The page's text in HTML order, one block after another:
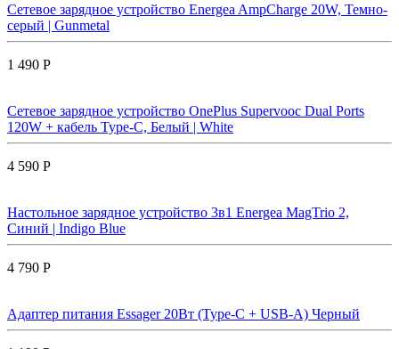
Сетевое зарядное устройство Energea AmpCharge 20W, Темно-
серый | Gunmetal
1 490 Р
Сетевое зарядное устройство OnePlus Supervooc Dual Ports
120W + кабель Type-C, Белый | White
4 590 Р
Настольное зарядное устройство 3в1 Energea MagTrio 2,
Синий | Indigo Blue
4 790 Р
Адаптер питания Essager 20Вт (Type-C + USB-A) Черный